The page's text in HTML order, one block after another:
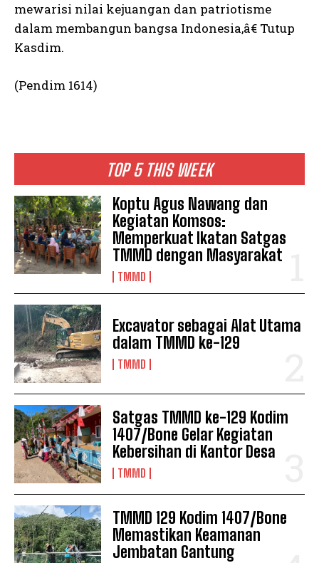
TOP 5 THIS WEEK
Koptu Agus Nawang dan
Kegiatan Komsos:
Memperkuat Ikatan Satgas
TMMD dengan Masyarakat
TMMD
Excavator sebagai Alat Utama
dalam TMMD ke-129
TMMD
Satgas TMMD ke-129 Kodim
1407/Bone Gelar Kegiatan
Kebersihan di Kantor Desa
TMMD
TMMD 129 Kodim 1407/Bone
Memastikan Keamanan
Jembatan Gantung
mewarisi nilai kejuangan dan patriotisme
dalam membangun bangsa Indonesia,â€ Tutup
Kasdim.
(Pendim 1614)